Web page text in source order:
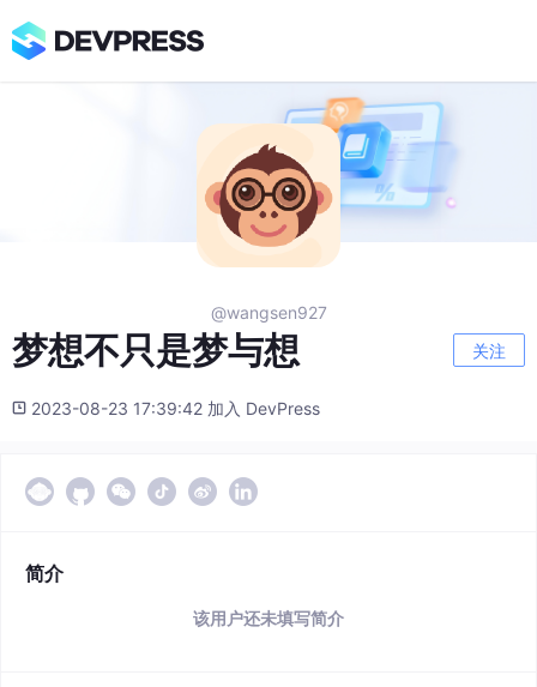
@wangsen927
梦想不只是梦与想 关注
2023-08-23 17:39:42 加入 DevPress
简介
该用户还未填写简介